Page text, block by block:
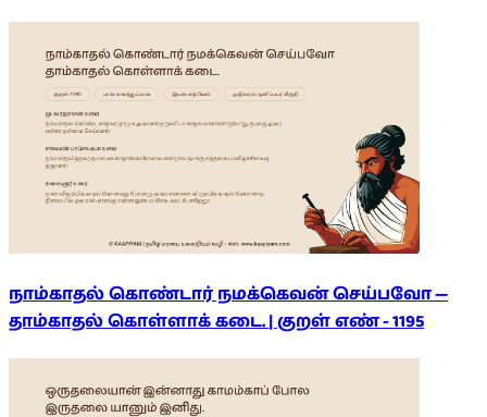
நாம்காதல் கொண்டார் நமக்கெவன் செய்பவோ —
தாம்காதல் கொள்ளாக் கடை. | குறள் எண் -1195